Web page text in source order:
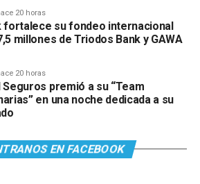
20 horas
fortalece su fondeo internacional
millones de Triodos Bank y GAWA
20 horas
premió a su “Team
en una noche dedicada a su
EN FACEBOOK